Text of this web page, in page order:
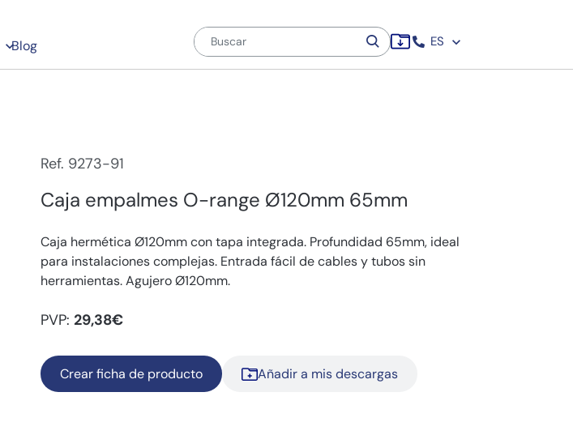
Blog ES
Ref. 9273-91
Caja empalmes O-range Ø120mm 65mm
Caja hermética Ø120mm con tapa integrada. Profundidad 65mm, ideal
para instalaciones complejas. Entrada fácil de cables y tubos sin
herramientas. Agujero Ø120mm.
PVP: 29,38€
Crear ficha de producto Añadir a mis descargas